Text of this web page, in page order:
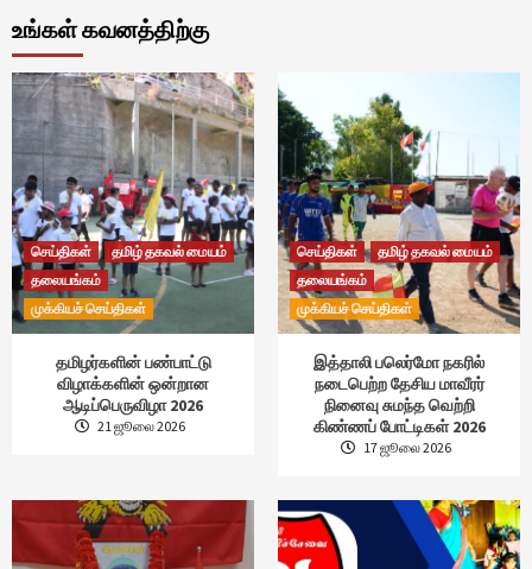
உங்கள் கவனத்திற்கு
செய்திகள்
தமிழ் தகவல் மையம்
தலையங்கம்
முக்கியச் செய்திகள்
தமிழர்களின் பண்பாட்டு
விழாக்களின் ஒன்றான
ஆடிப்பெருவிழா 2026
21 ஜூலை 2026
செய்திகள்
தமிழ் தகவல் மையம்
தலையங்கம்
முக்கியச் செய்திகள்
இத்தாலி பலெர்மோ நகரில்
நடைபெற்ற தேசிய மாவீரர்
நினைவு சுமந்த வெற்றி
கிண்ணப் போட்டிகள் 2026
17 ஜூலை 2026